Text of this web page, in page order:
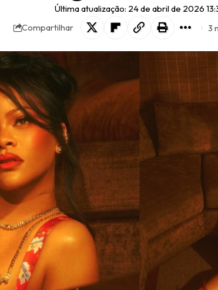
Última atualização: 24 de abril de 2026
Compartilhar 3